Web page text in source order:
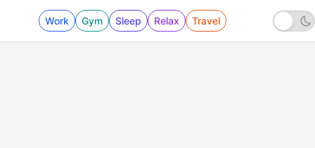
Work Gym Sleep Relax Travel